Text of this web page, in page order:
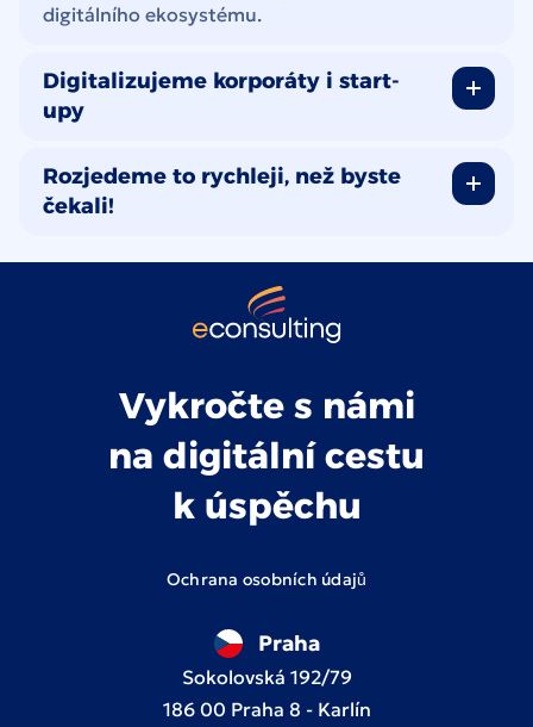
digitálního ekosystému.
Digitalizujeme korporáty i start-
upy
Rozjedeme to rychleji, než byste
čekali!
Vykročte s námi
na digitální cestu
k úspěchu
Ochrana osobních údajů
Praha
Sokolovská 192/79
186 00 Praha 8 - Karlín